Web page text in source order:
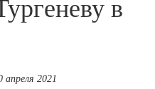
в
апреля 2021